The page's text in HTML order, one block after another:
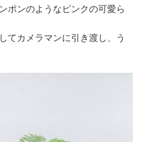
ポンのようなピンクの可愛ら
てカメラマンに引き渡し、う